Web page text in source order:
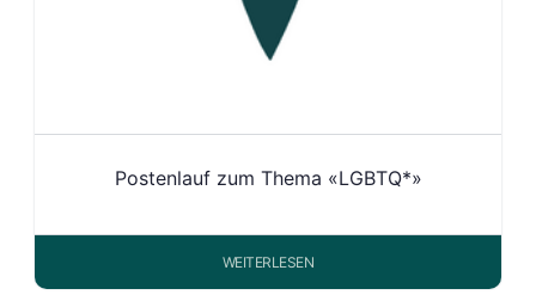
Postenlauf zum Thema «LGBTQ*»
WEITERLESEN